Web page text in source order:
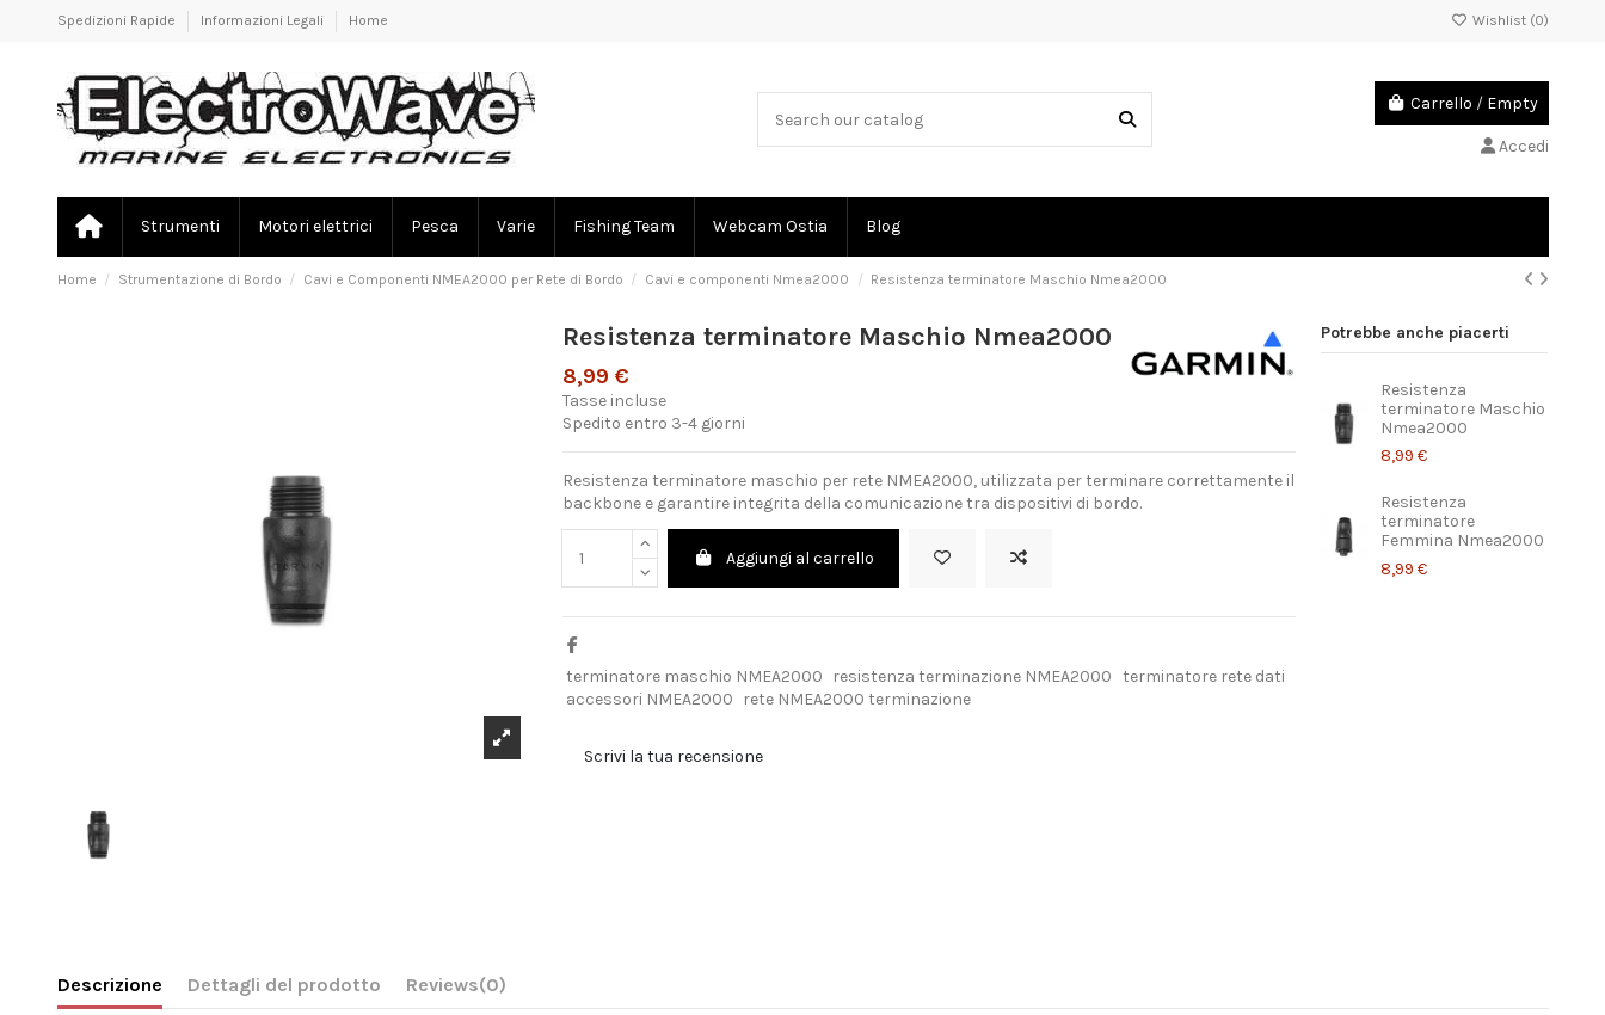
Spedizioni Rapide Informazioni Legali Home Wishlist (0)
Carrello / Empty
Accedi
Strumenti Motori elettrici Pesca Varie Fishing Team Webcam Ostia Blog
Home Strumentazione di Bordo Cavi e Componenti NMEA2000 per Rete di Bordo Cavi e componenti Nmea2000 Resistenza terminatore Maschio Nmea2000
Resistenza terminatore Maschio Nmea2000
8,99 €
Tasse incluse
Spedito entro 3-4 giorni
Resistenza terminatore maschio per rete NMEA2000, utilizzata per terminare correttamente il
backbone e garantire integrita della comunicazione tra dispositivi di bordo.
Aggiungi al carrello
terminatore maschio NMEA2000 resistenza terminazione NMEA2000 terminatore rete dati
accessori NMEA2000
rete NMEA2000 terminazione
Scrivi la tua recensione
Potrebbe anche piacerti
Resistenza
terminatore Maschio
Nmea2000
8,99 €
Resistenza
terminatore
Femmina Nmea2000
8,99 €
Descrizione Dettagli del prodotto Reviews(0)